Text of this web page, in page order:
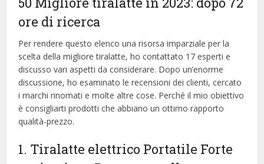
ore di ricerca
Per rendere questo elenco una risorsa imparziale per la
scelta della migliore tiralatte, ​​ho contattato 17 esperti e
discusso vari aspetti da considerare. Dopo un’enorme
discussione, ho esaminato le recensioni dei clienti, cercato
i marchi rinomati e molte altre cose. Perché il mio obiettivo
è consigliarti prodotti che abbiano un ottimo rapporto
qualità-prezzo.
1. Tiralatte elettrico Portatile Forte